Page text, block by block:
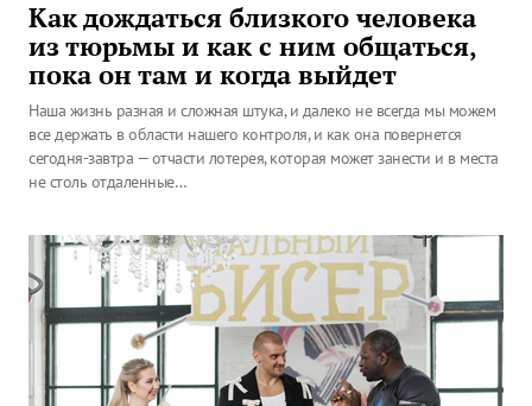
Как дождаться близкого человека
из тюрьмы и как с ним общаться,
пока он там и когда выйдет
Наша жизнь разная и сложная штука, и далеко не всегда мы можем
все держать в области нашего контроля, и как она повернется
сегодня-завтра — отчасти лотерея, которая может занести и в места
не столь отдаленные…